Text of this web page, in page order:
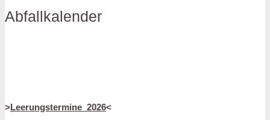
Abfallkalender
>Leerungstermine_2026<